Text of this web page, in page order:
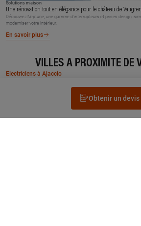
Obtenir un devis
Solutions maison
Une rénovation tout en élégance pour le château de
Découvrez Neptune, une gamme d’interrupteurs et prises design,
moderniser votre intérieur.
En savoir plus
VILLES À PROXIMITÉ DE
Electriciens à Ajaccio